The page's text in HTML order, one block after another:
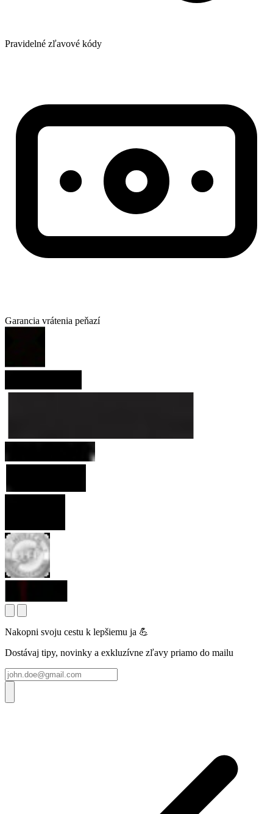
Pravidelné zľavové kódy
Garancia vrátenia peňazí
Nakopni svoju cestu k lepšiemu ja 💪
Dostávaj tipy, novinky a exkluzívne zľavy priamo do mailu